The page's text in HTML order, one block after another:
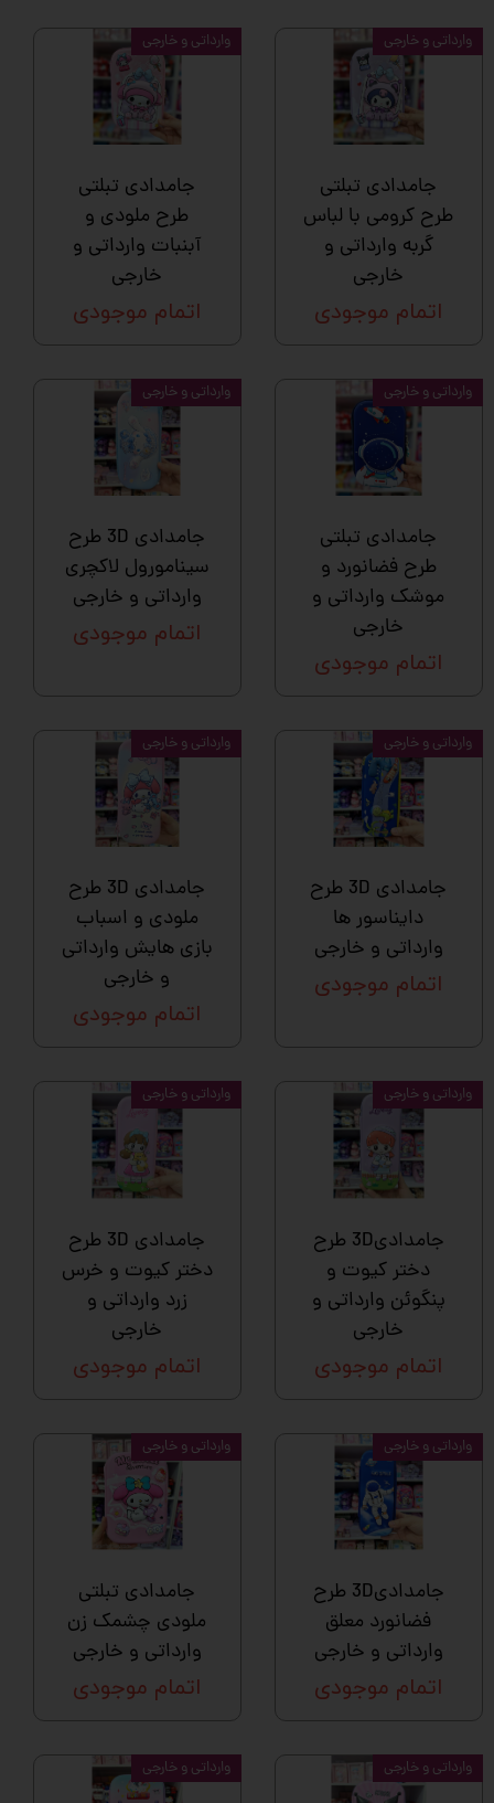
جامدادی تبلتی
طرح کرومی با لباس
گربه وارداتی و
خارجی
اتمام موجودی
وارداتی و خارجی
جامدادی تبلتی
طرح ملودی و
آبنبات وارداتی و
خارجی
اتمام موجودی
وارداتی و خارجی
جامدادی تبلتی
طرح فضانورد و
موشک وارداتی و
خارجی
اتمام موجودی
وارداتی و خارجی
جامدادی 3D طرح
سینامورول لاکچری
وارداتی و خارجی
اتمام موجودی
وارداتی و خارجی
جامدادی 3D طرح
دایناسور ها
وارداتی و خارجی
اتمام موجودی
وارداتی و خارجی
جامدادی 3D طرح
ملودی و اسباب
بازی هایش وارداتی
و خارجی
اتمام موجودی
وارداتی و خارجی
جامدادی3D طرح
دختر کیوت و
پنگوئن وارداتی و
خارجی
اتمام موجودی
وارداتی و خارجی
جامدادی 3D طرح
دختر کیوت و خرس
زرد وارداتی و
خارجی
اتمام موجودی
وارداتی و خارجی
جامدادی3D طرح
فضانورد معلق
وارداتی و خارجی
اتمام موجودی
وارداتی و خارجی
جامدادی تبلتی
ملودی چشمک زن
وارداتی و خارجی
اتمام موجودی
وارداتی و خارجی
وارداتی و خارجی وارداتی و خارجی